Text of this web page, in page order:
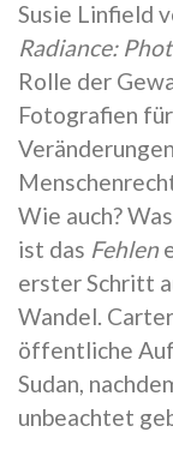
Susie Linfield
Radiance:
Rolle der
Fotografien
Wie auch?
ist das Fehlen
erster Schritt
Wandel.
öffentliche
Sudan,
unbeachtet